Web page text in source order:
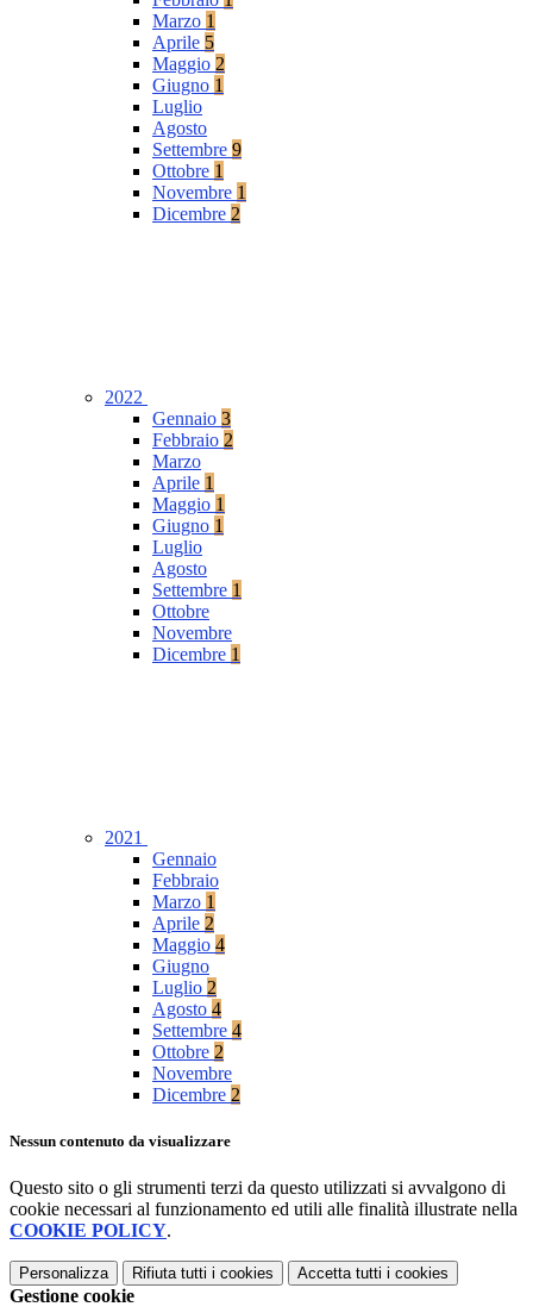
Marzo 1
Aprile 5
Maggio 2
Giugno 1
Luglio
Agosto
Settembre 9
Ottobre 1
Novembre 1
Dicembre 2
2022
Gennaio 3
Febbraio 2
Marzo
Aprile 1
Maggio 1
Giugno 1
Luglio
Agosto
Settembre 1
Ottobre
Novembre
Dicembre 1
2021
Gennaio
Febbraio
Marzo 1
Aprile 2
Maggio 4
Giugno
Luglio 2
Agosto 4
Settembre 4
Ottobre 2
Novembre
Dicembre 2
Nessun contenuto da visualizzare
Questo sito o gli strumenti terzi da questo utilizzati si avvalgono di
cookie necessari al funzionamento ed utili alle finalità illustrate nella
COOKIE POLICY.
Personalizza Rifiuta tutti i cookies Accetta tutti i cookies
Gestione cookie